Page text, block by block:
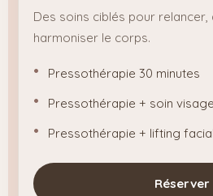
Des soins ciblés pour
harmoniser le corps.
Pressothérapie 30 minutes
Pressothérapie + soin visage
Pressothérapie + lifting
Réserver